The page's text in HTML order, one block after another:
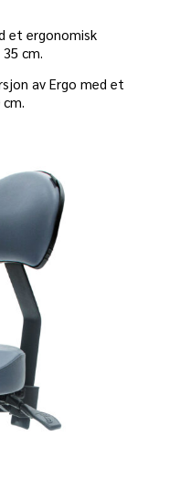
et ergonomisk
cm.
av Ergo med et